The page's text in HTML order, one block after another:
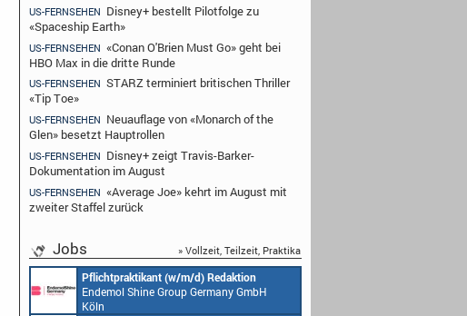
US-FERNSEHEN Disney+ bestellt Pilotfolge zu
«Spaceship Earth»
US-FERNSEHEN «Conan O'Brien Must Go» geht bei
HBO Max in die dritte Runde
US-FERNSEHEN STARZ terminiert britischen Thriller
«Tip Toe»
US-FERNSEHEN Neuauflage von «Monarch of the
Glen» besetzt Hauptrollen
US-FERNSEHEN Disney+ zeigt Travis-Barker-
Dokumentation im August
US-FERNSEHEN «Average Joe» kehrt im August mit
zweiter Staffel zurück
Jobs » Vollzeit, Teilzeit, Praktika
Pflichtpraktikant (w/m/d) Redaktion
Endemol Shine Group Germany GmbH
Köln